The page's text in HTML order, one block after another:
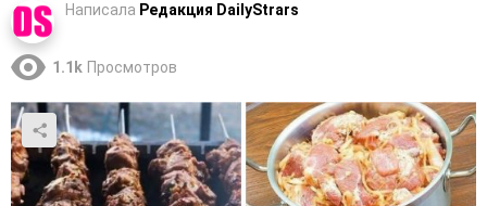
Написала Редакция DailyStrars
1.1k Просмотров